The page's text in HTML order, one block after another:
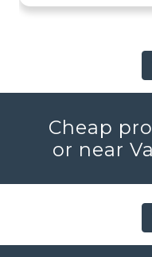
Cheap
or near